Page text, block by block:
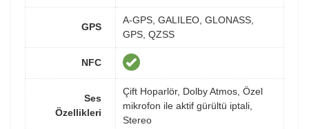
GPS
A-GPS, GALILEO, GLONASS,
GPS, QZSS
NFC
Ses
Özellikleri
Çift Hoparlör, Dolby Atmos, Özel
mikrofon ile aktif gürültü iptali,
Stereo